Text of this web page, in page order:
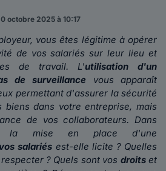
octobre 2025 à 10:17
vous êtes légitime à opérer
de vos salariés sur leur lieu et
de travail. L'utilisation d'un
de surveillance vous apparaît
permettant d'assurer la sécurité
biens dans votre entreprise, mais
de vos collaborateurs. Dans
la mise en place d'une
salariés est-elle licite ? Quelles
? Quels sont vos droitset